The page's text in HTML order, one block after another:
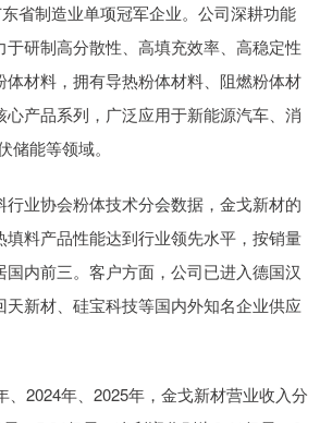
省制造业单项冠军企业。公司深耕功能
研制高分散性、高填充效率、高稳定性
体材料，拥有导热粉体材料、阻燃粉体材
产品系列，广泛应用于新能源汽车、消
储能等领域。
业协会粉体技术分会数据，金戈新材的
填料产品性能达到行业领先水平，按销量
内前三。客户方面，公司已进入德国汉
天新材、硅宝科技等国内外知名企业供应
2024年、2025年，金戈新材营业收入分